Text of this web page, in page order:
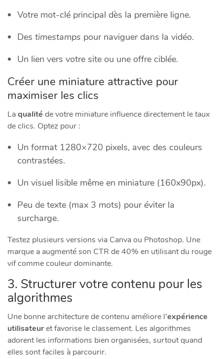
Votre mot-clé principal dès la première ligne.
Des timestamps pour naviguer dans la vidéo.
Un lien vers votre site ou une offre ciblée.
Créer une miniature attractive pour
maximiser les clics
Laqualité de votre miniature influence directement letaux
de clics. Optez pour :
Un format 1280×720 pixels, avec des couleurs
contrastées.
Un visuel lisible même en miniature (160x90px).
Peu de texte (max 3 mots) pour éviter la
surcharge.
Testez plusieurs versions via Canva ou Photoshop. Une
marque a augmenté son CTR de 40% en utilisant du rouge
vif comme couleur dominante.
3. Structurer votre contenu pour les
algorithmes
Une bonne architecture de contenu améliore l’expérience
utilisateuret favorise le classement. Les algorithmes
adorent les informations bien organisées, surtout quand
elles sont faciles à parcourir.